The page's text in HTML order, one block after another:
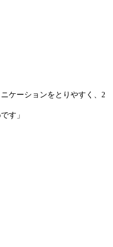
ケーションをとりやすく、2
す」